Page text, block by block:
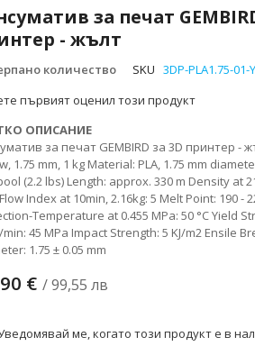
за печат
- жълт
количество SKU 3DP-PLA1.75-01-Y
първият оценил този продукт
ОПИСАНИЕ
за печат GEMBIRD за 3D принтер -
1.75 mm, 1 kg Material: PLA, 1.75 mm
(2.2 lbs) Length: approx. 330 m Density at
Index at 10min, 2.16kg: 5 Melt Point: 190 -
Temperature at 0.455 MPa: 50 °C Yield
45 MPa Impact Strength: 5 KJ/m2 Ensile
1.75 ± 0.05 mm
€ / 99,55 лв
ме, когато този продукт е в